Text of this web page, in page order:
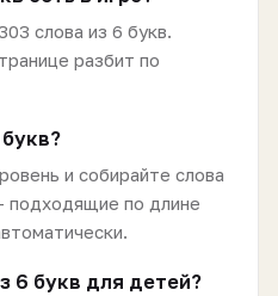
слова из 6 букв.
разбит по
и собирайте слова
подходящие по длине
6 букв для детей?